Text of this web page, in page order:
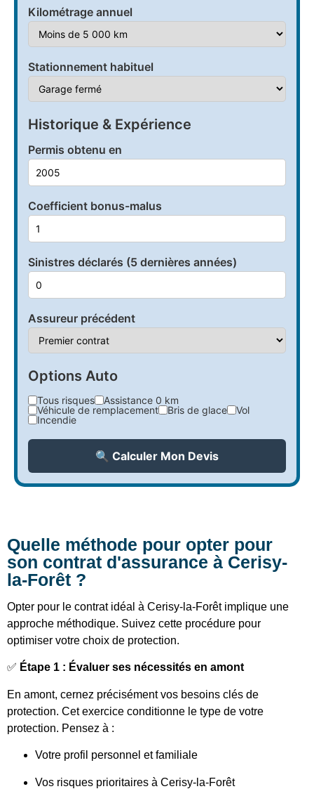
Kilométrage annuel
Stationnement habituel
Historique & Expérience
Permis obtenu en
Coefficient bonus-malus
Sinistres déclarés (5 dernières années)
Assureur précédent
Options Auto
Tous risques
Assistance 0 km
Véhicule de remplacement
Bris de glace
Vol
Incendie
🔍 Calculer Mon Devis
Quelle méthode pour opter pour
son contrat d'assurance à Cerisy-
la-Forêt ?
Opter pour le contrat idéal à Cerisy-la-Forêt implique une
approche méthodique. Suivez cette procédure pour
optimiser votre choix de protection.
✅ Étape 1 : Évaluer ses nécessités en amont
En amont, cernez précisément vos besoins clés de
protection. Cet exercice conditionne le type de votre
protection. Pensez à :
Votre profil personnel et familiale
Vos risques prioritaires à Cerisy-la-Forêt